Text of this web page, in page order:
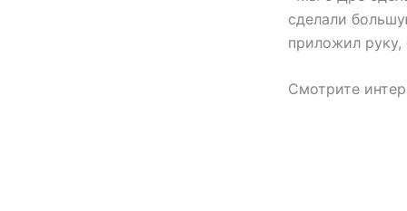
сделали
приложил руку,
Смотрите